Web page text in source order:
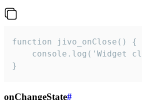
function jivo_onClose() {
console.log('Widget
}
onChangeState#